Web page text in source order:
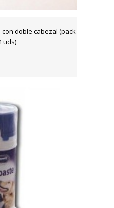
doble cabezal (pack
uds)